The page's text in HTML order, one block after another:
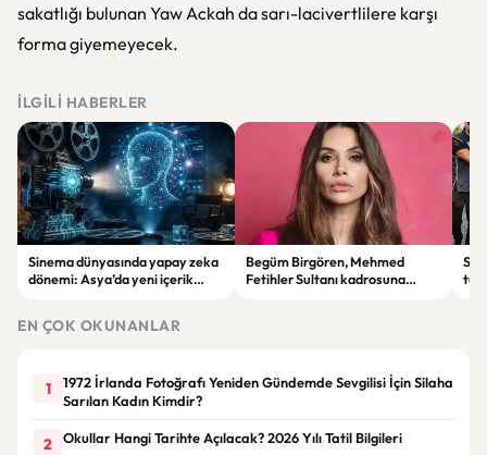
sakatlığı bulunan Yaw Ackah da sarı-lacivertlilere karşı
forma giyemeyecek.
İLGILI HABERLER
Sinema dünyasında yapay zeka
dönemi: Asya’da yeni içerik
Begüm Birgören, Mehmed
Fetihler Sultanı kadrosuna
EN ÇOK OKUNANLAR
1
1972 İrlanda Fotoğrafı Yeniden Gündemde Sevgilisi İçin Silaha
Sarılan Kadın Kimdir?
2 Okullar Hangi Tarihte Açılacak? 2026 Yılı Tatil Bilgileri